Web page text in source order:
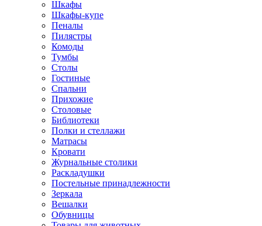
Шкафы
Шкафы-купе
Пеналы
Пилястры
Комоды
Тумбы
Столы
Гостиные
Спальни
Прихожие
Столовые
Библиотеки
Полки и стеллажи
Матрасы
Кровати
Журнальные столики
Раскладушки
Постельные принадлежности
Зеркала
Вешалки
Обувницы